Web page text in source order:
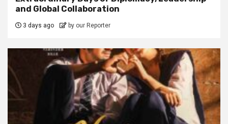
and Global Collaboration
3 days ago by our Reporter